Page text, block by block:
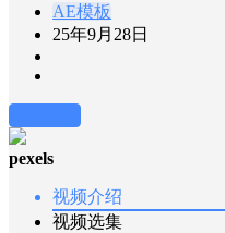
AE模板
25年9月28日
pexels
视频介绍
视频选集